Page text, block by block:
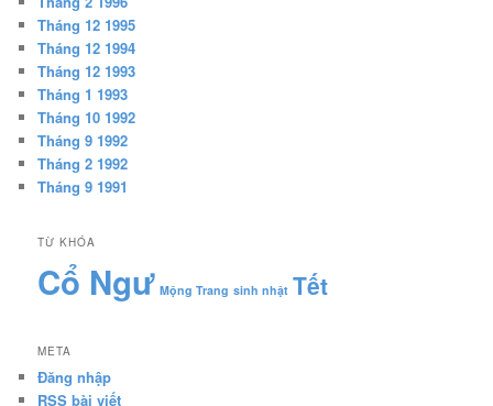
Tháng 12 1995
Tháng 12 1994
Tháng 12 1993
Tháng 1 1993
Tháng 10 1992
Tháng 9 1992
Tháng 2 1992
Tháng 9 1991
TỪ KHÓA
Cổ Ngư Mộng Trang sinh nhật Tết
META
Đăng nhập
RSS bài viết